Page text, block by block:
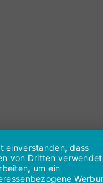
einverstanden, dass
von Dritten
um ein